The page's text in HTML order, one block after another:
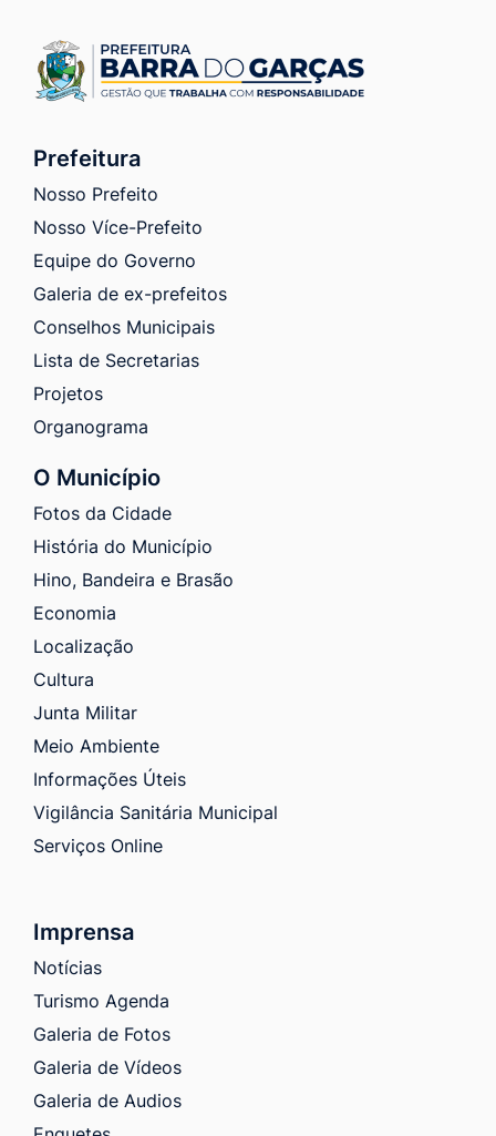
Prefeitura
Nosso Prefeito
Nosso Více-Prefeito
Equipe do Governo
Galeria de ex-prefeitos
Conselhos Municipais
Lista de Secretarias
Projetos
Organograma
O Município
Fotos da Cidade
História do Município
Hino, Bandeira e Brasão
Economia
Localização
Cultura
Junta Militar
Meio Ambiente
Informações Úteis
Vigilância Sanitária Municipal
Serviços Online
Imprensa
Notícias
Turismo Agenda
Galeria de Fotos
Galeria de Vídeos
Galeria de Audios